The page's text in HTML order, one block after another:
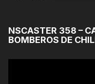
NSCASTER 358 –
BOMBEROS DE